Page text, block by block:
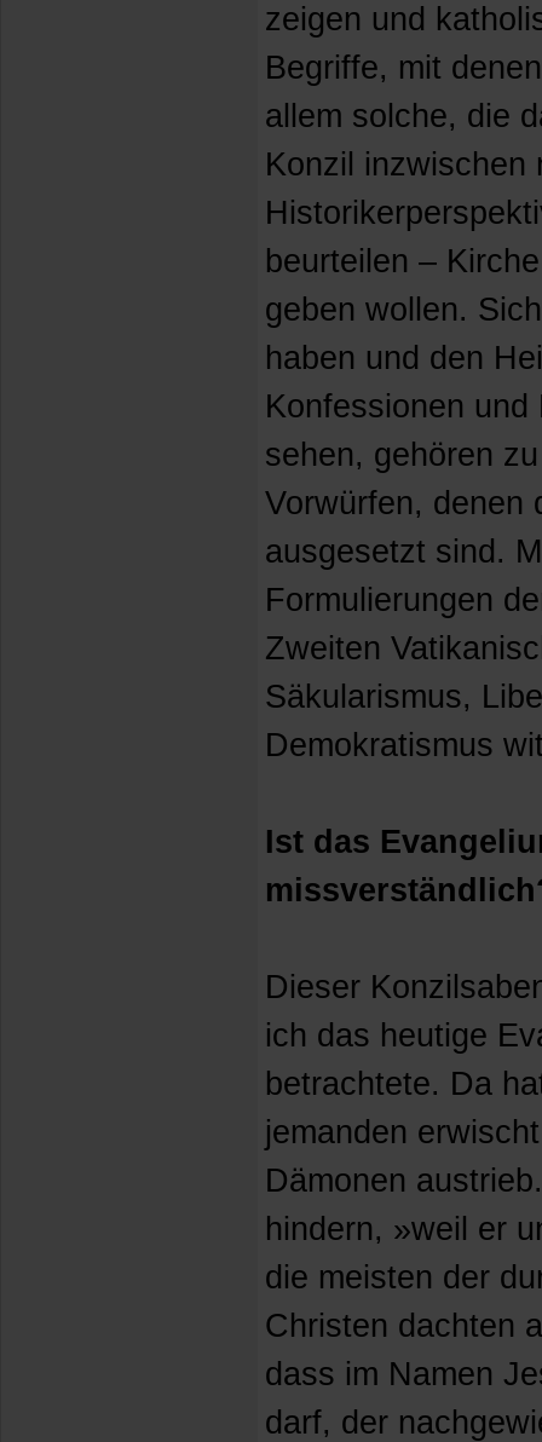
zeigen und
Begriffe, mit
allem solche, die
Konzil inzwischen
beurteilen –
geben wollen.
haben und den
Konfessionen
sehen, gehören
Vorwürfen, denen
ausgesetzt sind.
Formulierungen
Zweiten
Säkularismus,
Demokratismus
Ist das
Dieser
ich das heutige
betrachtete. Da
jemanden
Dämonen
hindern, »weil er
die meisten der
Christen dachten
dass im Namen
darf, der